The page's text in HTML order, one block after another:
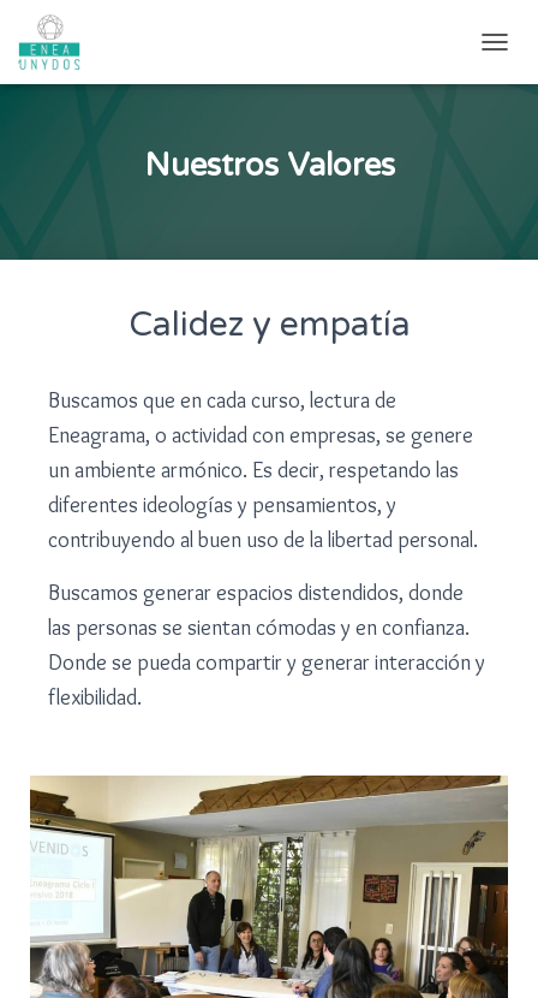
Nuestros Valores
Calidez y empatía
Buscamos que en cada curso, lectura de
Eneagrama, o actividad con empresas, se genere
un ambiente armónico. Es decir, respetando las
diferentes ideologías y pensamientos, y
contribuyendo al buen uso de la libertad personal.
Buscamos generar espacios distendidos, donde
las personas se sientan cómodas y en confianza.
Donde se pueda compartir y generar interacción y
flexibilidad.